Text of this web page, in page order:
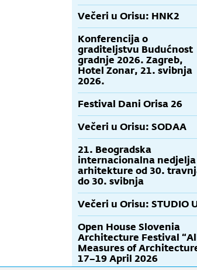
Večeri u Orisu: HNK2
Konferencija o
graditeljstvu Budućnost
gradnje 2026. Zagreb,
Hotel Zonar, 21. svibnja
2026.
Festival Dani Orisa 26
Večeri u Orisu: SODAA
21. Beogradska
internacionalna nedjelja
arhitekture od 30.
do 30. svibnja
Večeri u Orisu: STUDIO
Open House Slovenia
Architecture Festival
Measures of
17–19 April 2026